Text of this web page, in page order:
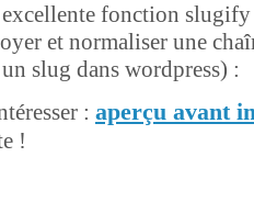
fonction
et normaliser une
slug dans wordpress) :
: aperçu avant
!